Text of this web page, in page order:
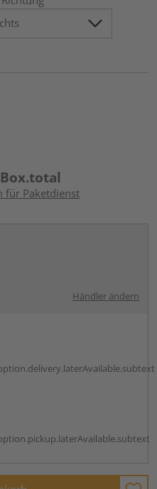
für Paketdienst
Händler ändern